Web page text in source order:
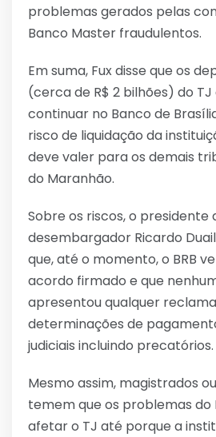
problemas gerados pelas
Banco Master fraudulentos.
Em suma, Fux disse que os
(cerca de R$ 2 bilhões) do
continuar no Banco de
risco de liquidação da
deve valer para os demais
do Maranhão.
Sobre os riscos, o presidente
desembargador Ricardo
que, até o momento, o BRB
acordo firmado e que
apresentou qualquer
determinações de
judiciais incluindo precatórios.
Mesmo assim, magistrados
temem que os problemas do
afetar o TJ até porque a